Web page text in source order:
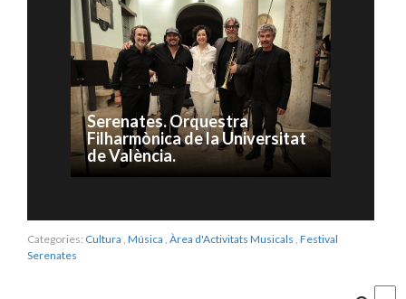
Serenates. Orquestra
Filharmònica de la Universitat
de València.
Categories: Cultura Música Àrea d'Activitats Musicals Festival
Serenates